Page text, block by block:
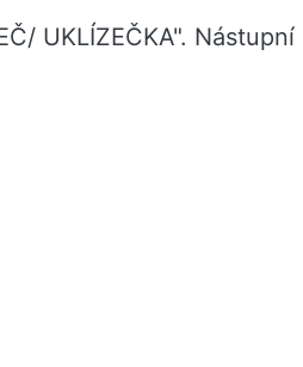
UKLÍZEČKA". Nástupní